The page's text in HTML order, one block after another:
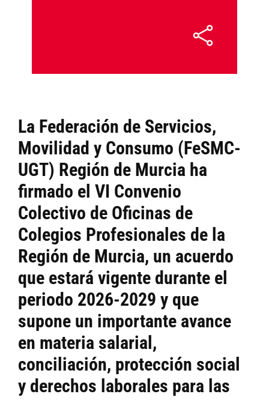
La Federación de Servicios,
Movilidad y Consumo (FeSMC-
UGT) Región de Murcia ha
firmado el VI Convenio
Colectivo de Oficinas de
Colegios Profesionales de la
Región de Murcia, un acuerdo
que estará vigente durante el
periodo 2026-2029 y que
supone un importante avance
en materia salarial,
conciliación, protección social
y derechos laborales para las